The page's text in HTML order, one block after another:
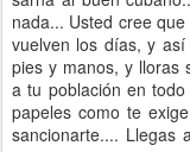
nada... Usted cree
vuelven los días, y
pies y manos, y lloras
a tu población en
papeles como te
sancionarte.... Llegas